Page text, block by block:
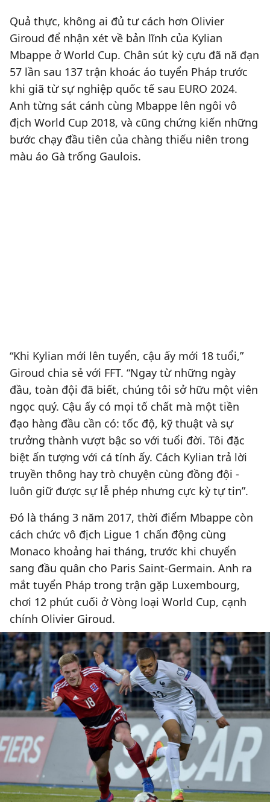
Quả thực, không ai đủ tư cách hơn Olivier
Giroud để nhận xét về bản lĩnh của Kylian
Mbappe ở World Cup. Chân sút kỳ cựu đã nã đạn
57 lần sau 137 trận khoác áo tuyển Pháp trước
khi giã từ sự nghiệp quốc tế sau EURO 2024.
Anh từng sát cánh cùng Mbappe lên ngôi vô
địch World Cup 2018, và cũng chứng kiến những
bước chạy đầu tiên của chàng thiếu niên trong
màu áo Gà trống Gaulois.
“Khi Kylian mới lên tuyển, cậu ấy mới 18 tuổi,”
Giroud chia sẻ với FFT. “Ngay từ những ngày
đầu, toàn đội đã biết, chúng tôi sở hữu một viên
ngọc quý. Cậu ấy có mọi tố chất mà một tiền
đạo hàng đầu cần có: tốc độ, kỹ thuật và sự
trưởng thành vượt bậc so với tuổi đời. Tôi đặc
biệt ấn tượng với cá tính ấy. Cách Kylian trả lời
truyền thông hay trò chuyện cùng đồng đội -
luôn giữ được sự lễ phép nhưng cực kỳ tự tin”.
Đó là tháng 3 năm 2017, thời điểm Mbappe còn
cách chức vô địch Ligue 1 chấn động cùng
Monaco khoảng hai tháng, trước khi chuyển
sang đầu quân cho Paris Saint-Germain. Anh ra
mắt tuyển Pháp trong trận gặp Luxembourg,
chơi 12 phút cuối ở Vòng loại World Cup, cạnh
chính Olivier Giroud.